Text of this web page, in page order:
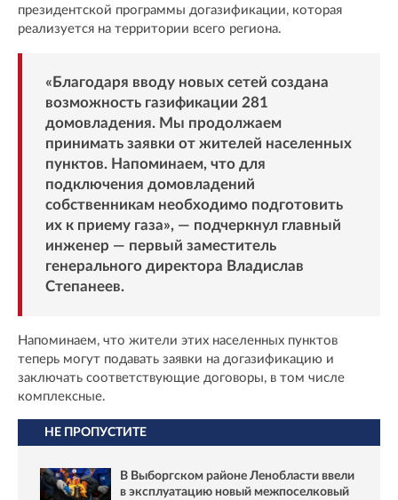
президентской программы догазификации, которая
реализуется на территории всего региона.
«Благодаря вводу новых сетей создана
возможность газификации 281
домовладения. Мы продолжаем
принимать заявки от жителей населенных
пунктов. Напоминаем, что для
подключения домовладений
собственникам необходимо подготовить
их к приему газа», — подчеркнул главный
инженер — первый заместитель
генерального директора Владислав
Степанеев.
Напоминаем, что жители этих населенных пунктов
теперь могут подавать заявки на догазификацию и
заключать соответствующие договоры, в том числе
комплексные.
НЕ ПРОПУСТИТЕ
В Выборгском районе Ленобласти ввели
в эксплуатацию новый межпоселковый